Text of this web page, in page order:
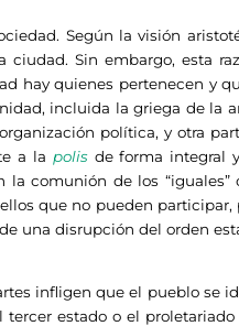
Según la visión
Sin embargo, esta
hay quienes pertenecen y
incluida la griega de la
política, y otra
a la polisde forma integral
comunión de los “iguales”
que no pueden
una disrupción del orden
infligen que el pueblo se
estado o el